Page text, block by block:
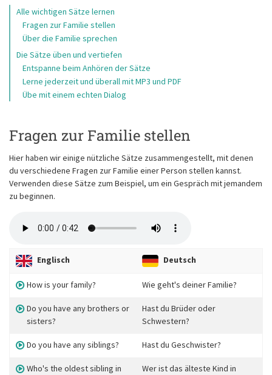
Alle wichtigen Sätze lernen
Fragen zur Familie stellen
Über die Familie sprechen
Die Sätze üben und vertiefen
Entspanne beim Anhören der Sätze
Lerne jederzeit und überall mit MP3 und PDF
Übe mit einem echten Dialog
Fragen zur Familie stellen
Hier haben wir einige nützliche Sätze zusammengestellt, mit denen
du verschiedene Fragen zur Familie einer Person stellen kannst.
Verwenden diese Sätze zum Beispiel, um ein Gespräch mit jemandem
zu beginnen.
Englisch Deutsch
How is your family? Wie geht's deiner Familie?
Do you have any brothers or
sisters?
Hast du Brüder oder
Schwestern?
Do you have any siblings? Hast du Geschwister?
Who's the oldest sibling in
Wer ist das älteste Kind in